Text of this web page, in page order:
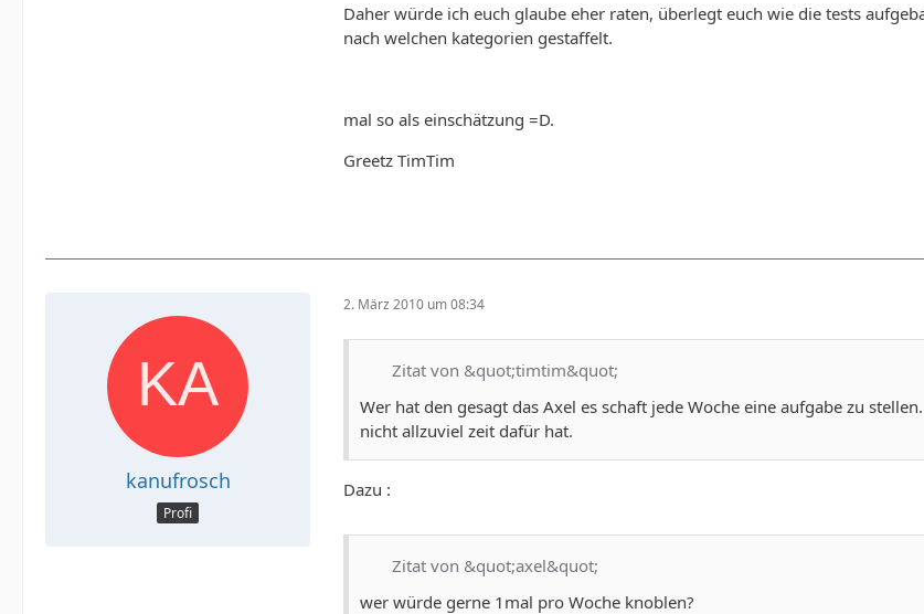
Daher würde ich euch glaube eher raten, überlegt euch wie die tests
nach welchen kategorien gestaffelt.
mal so als einschätzung =D.
Greetz TimTim
kanufrosch
Profi
2. März 2010 um 08:34
Zitat von &quot;timtim&quot;
Wer hat den gesagt das Axel es schaft jede Woche eine aufgabe zu
nicht allzuviel zeit dafür hat.
Dazu :
Zitat von &quot;axel&quot;
wer würde gerne 1mal pro Woche knoblen?